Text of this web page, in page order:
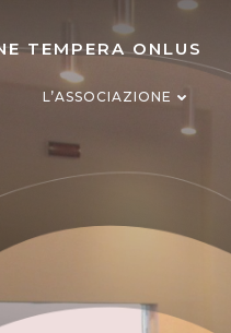
TEMPERA ONLUS
L’ASSOCIAZIONE